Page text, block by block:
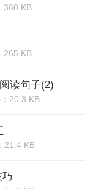
360 KB
265 KB
读句子(2)
20.3 KB
21.4 KB
巧